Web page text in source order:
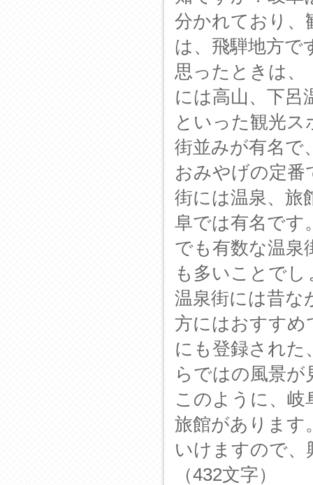
分かれており、
は、飛騨地方で
思ったときは、
には高山、下呂
といった観光
街並みが有名で
おみやげの定番
街には温泉、旅
阜では有名です
でも有数な温泉
も多いことでし
温泉街には昔な
方にはおすすめ
にも登録された
らではの風景
このように、岐
旅館があります
いけますので、
（432文字）